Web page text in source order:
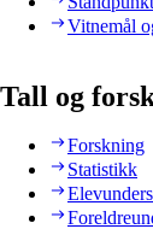
Vitnemål
Tall og
Forskning
Statistikk